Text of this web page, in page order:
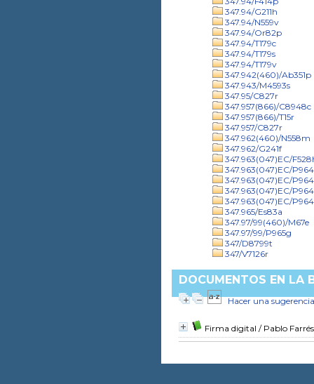
347.94/G211h
347.94/N559v
347.94/Or82p
347.94/T179c
347.94/T179s
347.94/T179v
347.942(460)/Ab351p
347.943/M4593s
347.95/C827r
347.957(866)/C8948c
347.957(866)/T15r
347.957/C827r
347.962(460)/N558m
347.962/G241f
347.963(047)EC/
347.963(047)EC/
347.963(047)EC/
347.963(047)EC/
347.963(047)EC/
347.965/Es83a
347.97/99(460)/M67e
347.97/99/P965g
347/D8799t
347/V7126r
DOCUMENTOS EN LA
Hacer una sugerencia
Firma digital / Pablo Farrés